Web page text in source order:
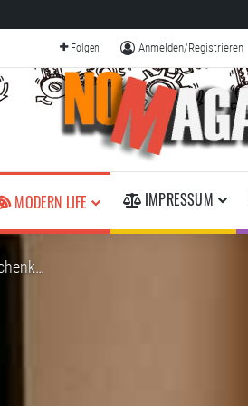
Folgen Anmelden/Registrieren
MODERN LIFE IMPRESSUM